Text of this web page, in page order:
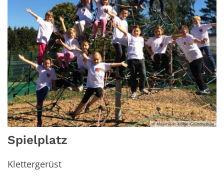
© Maximilian-Kolbe-Grundschule
Spielplatz
Klettergerüst